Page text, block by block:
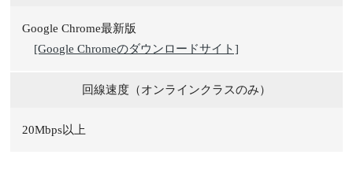
Google Chrome最新版
[Google Chromeのダウンロードサイト]
回線速度（オンラインクラスのみ）
20Mbps以上